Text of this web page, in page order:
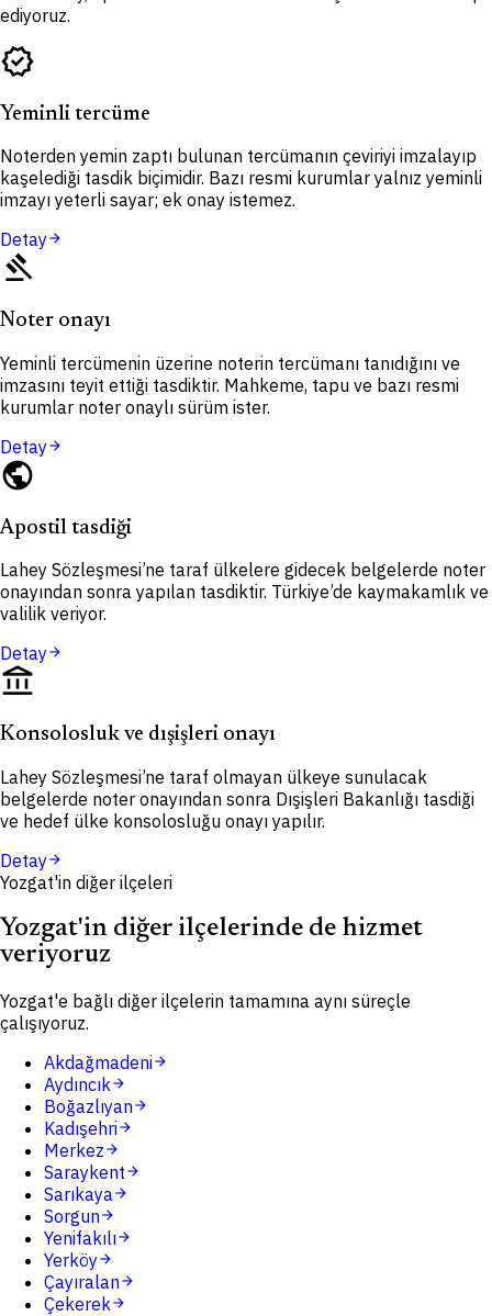
ediyoruz.
verified
Yeminli tercüme
Noterden yemin zaptı bulunan tercümanın çeviriyi imzalayıp
kaşelediği tasdik biçimidir. Bazı resmi kurumlar yalnız yeminli
imzayı yeterli sayar; ek onay istemez.
Detayarrow_forward
gavel
Noter onayı
Yeminli tercümenin üzerine noterin tercümanı tanıdığını ve
imzasını teyit ettiği tasdiktir. Mahkeme, tapu ve bazı resmi
kurumlar noter onaylı sürüm ister.
Detayarrow_forward
public
Apostil tasdiği
Lahey Sözleşmesi’ne taraf ülkelere gidecek belgelerde noter
onayından sonra yapılan tasdiktir. Türkiye’de kaymakamlık ve
valilik veriyor.
Detayarrow_forward
account_balance
Konsolosluk ve dışişleri onayı
Lahey Sözleşmesi’ne taraf olmayan ülkeye sunulacak
belgelerde noter onayından sonra Dışişleri Bakanlığı tasdiği
ve hedef ülke konsolosluğu onayı yapılır.
Detayarrow_forward
Yozgat'in diğer ilçeleri
Yozgat'in diğer ilçelerinde de hizmet
veriyoruz
Yozgat'e bağlı diğer ilçelerin tamamına aynı süreçle
çalışıyoruz.
Akdağmadeniarrow_forward
Aydıncıkarrow_forward
Boğazlıyanarrow_forward
Kadışehriarrow_forward
Merkezarrow_forward
Saraykentarrow_forward
Sarıkayaarrow_forward
Sorgunarrow_forward
Yenifakılıarrow_forward
Yerköyarrow_forward
Çayıralanarrow_forward
Çekerekarrow_forward